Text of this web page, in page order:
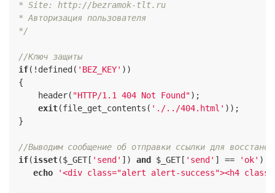
* Site: http://bezramok-tlt.ru
* Авторизация пользователя
*/
//Ключ защиты
if(!defined( 'BEZ_KEY' ))
{
     header(
"HTTP/1.1 404 Not Found");
exit(file_get_contents( './../404.html' ));
}
//Выводим сообщение об отправки ссылки для
if(isset($_GET[ 'send' ]) and $_GET[ 'send' ] == 'ok' )
echo
'<div class="alert alert-success"><h4